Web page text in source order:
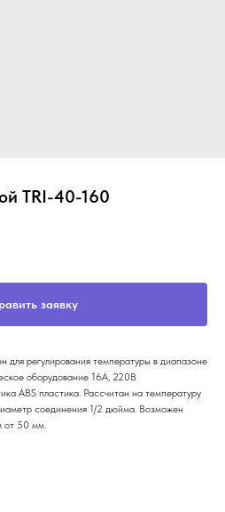
TRI-40-160
заявку
для регулирования температуры в диапазоне
оборудование 16А, 220В
ABS пластика. Рассчитан на температуру
соединения 1/2 дюйма. Возможен
от 50 мм.